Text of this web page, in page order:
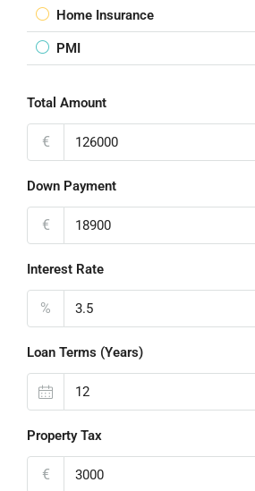
Home Insurance
PMI
Total Amount
€
Down Payment
€
Interest Rate
%
Loan Terms (Years)
Property Tax
€